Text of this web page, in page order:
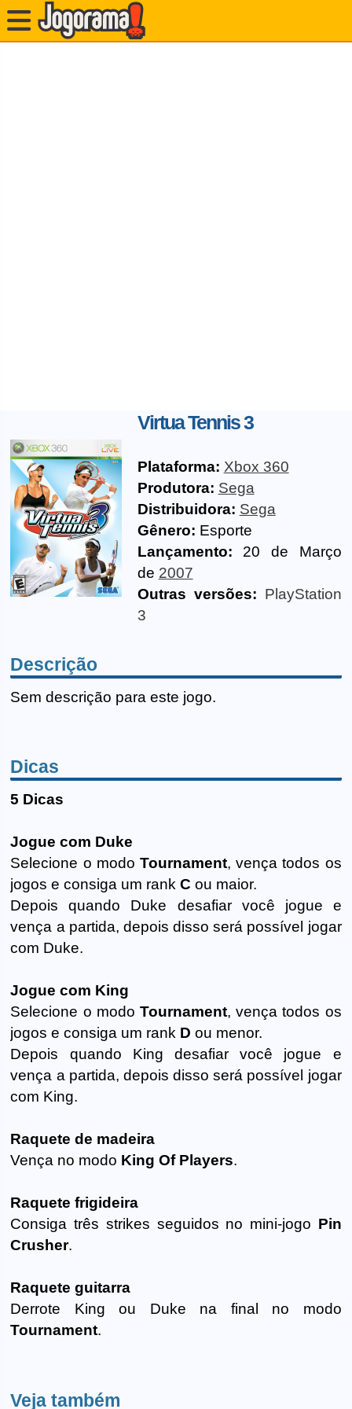
Virtua Tennis 3
Plataforma: Xbox 360
Produtora: Sega
Distribuidora: Sega
Gênero: Esporte
Lançamento: 20 de Março
de 2007
Outras versões: PlayStation
3
Descrição
Sem descrição para este jogo.
Dicas
5 Dicas
Jogue com Duke
Selecione o modo Tournament, vença todos os
jogos e consiga um rankC ou maior.
Depois quando Duke desafiar você jogue e
vença a partida, depois disso será possível jogar
com Duke.
Jogue com King
Selecione o modo Tournament, vença todos os
jogos e consiga um rank D ou menor.
Depois quando King desafiar você jogue e
vença a partida, depois disso será possível jogar
com King.
Raquete de madeira
Vença no modo King Of Players.
Raquete frigideira
Consiga três strikes seguidos no mini-jogo Pin
Crusher.
Raquete guitarra
Derrote King ou Duke na final no modo
Tournament.
Veja também